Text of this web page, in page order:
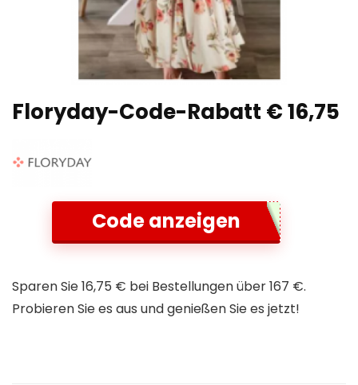
Floryday-Code-Rabatt € 16,75
Code anzeigen
Sparen Sie 16,75 € bei Bestellungen über 167 €.
Probieren Sie es aus und genießen Sie es jetzt!